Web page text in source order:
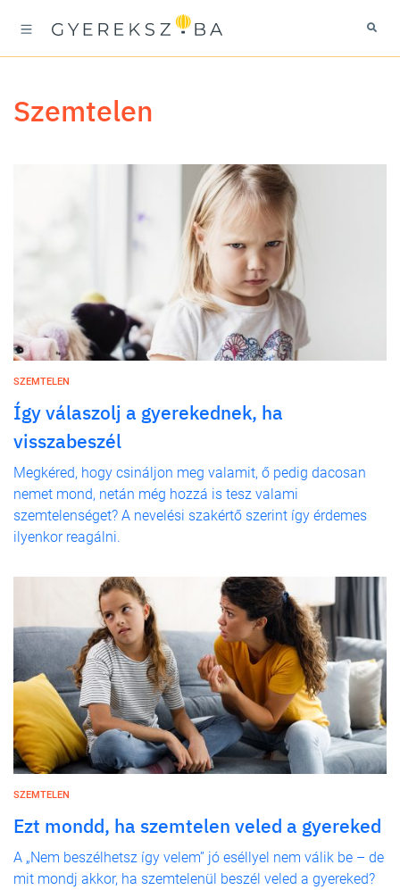
szemtelen
SZEMTELEN
Így válaszolj a gyerekednek, ha
visszabeszél
Megkéred, hogy csináljon meg valamit, ő pedig dacosan
nemet mond, netán még hozzá is tesz valami
szemtelenséget? A nevelési szakértő szerint így érdemes
ilyenkor reagálni.
SZEMTELEN
Ezt mondd, ha szemtelen veled a gyereked
A „Nem beszélhetsz így velem” jó eséllyel nem válik be – de
mit mondj akkor, ha szemtelenül beszél veled a gyereked?